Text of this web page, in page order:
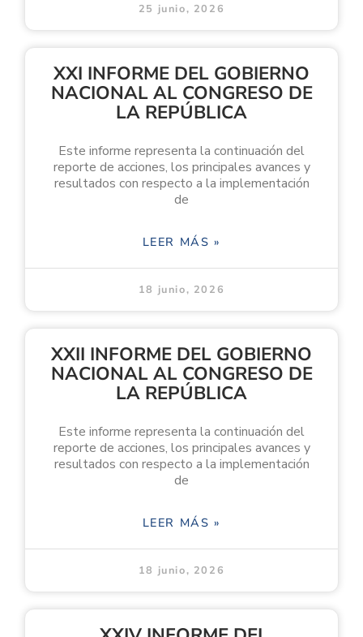
25 junio, 2026
XXI INFORME DEL GOBIERNO
NACIONAL AL CONGRESO DE
LA REPÚBLICA
Este informe representa la continuación del
reporte de acciones, los principales avances y
resultados con respecto a la implementación
de
LEER MÁS »
18 junio, 2026
XXII INFORME DEL GOBIERNO
NACIONAL AL CONGRESO DE
LA REPÚBLICA
Este informe representa la continuación del
reporte de acciones, los principales avances y
resultados con respecto a la implementación
de
LEER MÁS »
18 junio, 2026